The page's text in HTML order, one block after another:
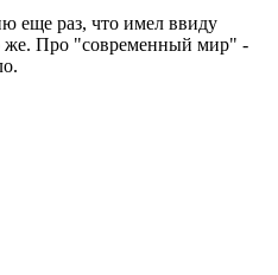
еще раз, что имел ввиду
же. Про "современный мир" -